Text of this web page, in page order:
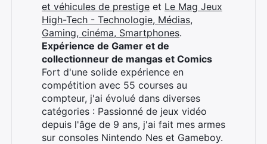
et véhicules de prestige et Le Mag Jeux
High-Tech - Technologie, Médias,
Gaming, cinéma, Smartphones.
Expérience de Gamer et de
collectionneur de mangas et Comics
Fort d'une solide expérience en
compétition avec 55 courses au
compteur, j'ai évolué dans diverses
catégories : Passionné de jeux vidéo
depuis l'âge de 9 ans, j'ai fait mes armes
sur consoles Nintendo Nes et Gameboy.
Rechercher